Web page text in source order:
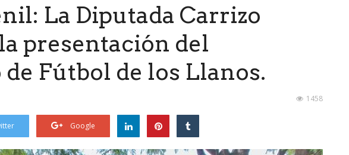
La Diputada Carrizo
presentación del
Fútbol de los Llanos.
1458
Google